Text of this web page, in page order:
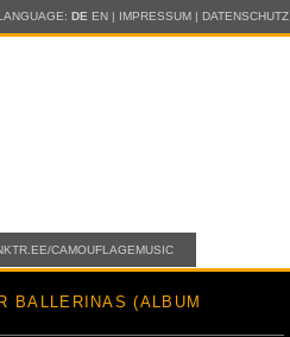
DE EN| IMPRESSUM| DATENSCHUTZ
CAMOUFLAGEMUSIC
BALLERINAS (ALBUM